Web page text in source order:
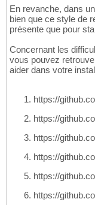
En revanche, dans
bien que ce style de
présente que pour
Concernant les
vous pouvez
aider dans votre
https://
https://
https://
https://
https://
https://